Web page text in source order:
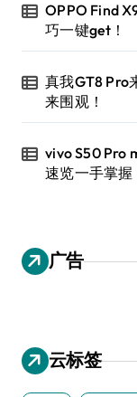
OPPO Find
巧一键get！
真我GT8 Pro
来围观！
vivo S50 Pro
速览一手掌握
广告
云标签